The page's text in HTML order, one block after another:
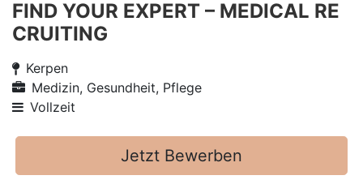
FIND YOUR EXPERT – MEDICAL RE
CRUITING
Kerpen
Medizin, Gesundheit, Pflege
Vollzeit
Jetzt Bewerben